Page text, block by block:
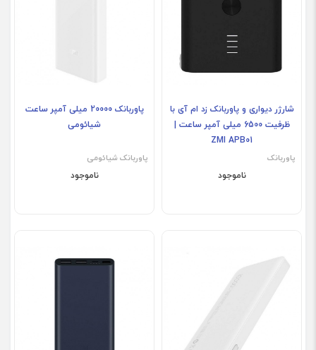
شارژر دیواری و پاوربانک زد ام آی با
ظرفیت 6500 میلی آمپر ساعت |
ZMI APB01
پاوربانک
ناموجود
پاوربانک 20000 میلی آمپر ساعت
شیائومی
پاوربانک شیائومی
ناموجود